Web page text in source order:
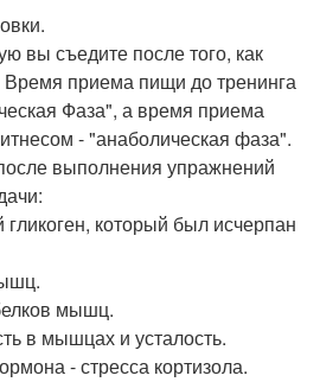
вы съедите после того, как
Время приема пищи до тренинга
Фаза", а время приема
- "анаболическая фаза".
выполнения упражнений
который был исчерпан
мышц.
в мышцах и усталость.
- стресса кортизола.